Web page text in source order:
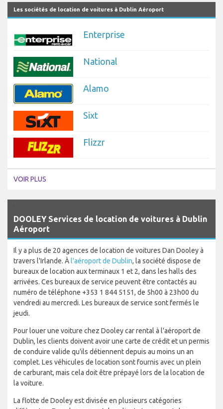
Les sociétés de location de voitures à Dublin Aéroport
Enterprise
National
Alamo
Sixt
Flizzr
VOIR PLUS
DOOLEY Services de location de voitures à Dublin
Aéroport
Il y a plus de 20 agences de location de voitures Dan Dooley à
travers l'Irlande. Àl'aéroport de Dublin, la société dispose de
bureaux de location aux terminaux 1 et 2, dans les halls des
arrivées. Ces bureaux de service peuvent être contactés au
numéro de téléphone +353 1 844 5151, de 5h00 à 23h00 du
vendredi au mercredi. Les bureaux de service sont fermés le
jeudi.
Pour louer une voiture chez Dooley car rental à l'aéroport de
Dublin, les clients doivent avoir une carte de crédit et un permis
de conduire valide qu'ils détiennent depuis au moins un an
complet. Les véhicules de location sont fournis avec un plein
de carburant, mais cela doit être prépayé lors de la location de
la voiture.
La flotte de Dooley est divisée en plusieurs catégories